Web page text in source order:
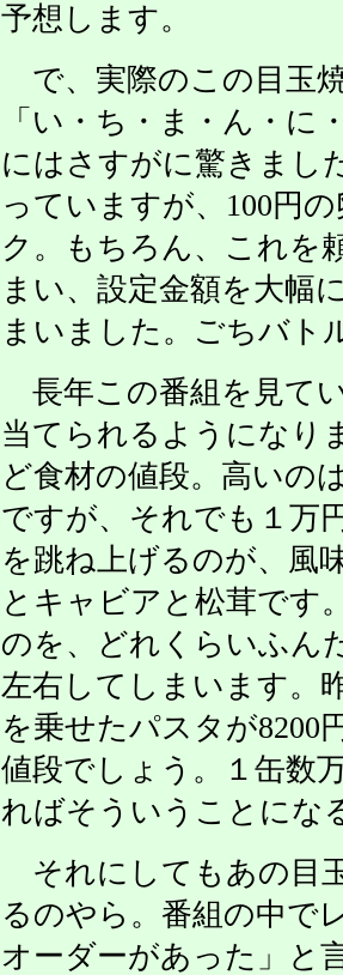
予想します。
で、実際のこの目玉
「い・ち・ま・ん・に
にはさすがに驚きまし
っていますが、100円
ク。もちろん、これを
まい、設定金額を大幅
まいました。ごちバト
長年この番組を見て
当てられるようになり
ど食材の値段。高いの
ですが、それでも１万
を跳ね上げるのが、風
とキャビアと松茸です
のを、どれくらいふん
左右してしまいます。
を乗せたパスタが8200
値段でしょう。１缶数
ればそういうことにな
それにしてもあの目
るのやら。番組の中で
オーダーがあった」と